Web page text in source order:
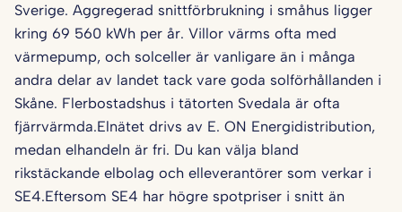
Sverige. Aggregerad snittförbrukning i småhus ligger
kring 69 560 kWh per år. Villor värms ofta med
värmepump, och solceller är vanligare än i många
andra delar av landet tack vare goda solförhållanden i
Skåne. Flerbostadshus i tätorten Svedala är ofta
fjärrvärmda.Elnätet drivs av E. ON Energidistribution,
medan elhandeln är fri. Du kan välja bland
rikstäckande elbolag och elleverantörer som verkar i
SE4.Eftersom SE4 har högre spotpriser i snitt än